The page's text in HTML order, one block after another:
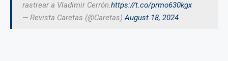
rastrear a Vladimir Cerrón.https://t.co/prmo630kgx
— Revista Caretas (@Caretas)August 18, 2024